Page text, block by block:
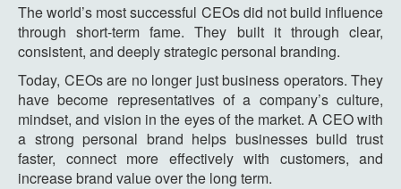
The world’s most successful CEOs did not build influence
through short-term fame. They built it through clear,
consistent, and deeply strategic personal branding.
Today, CEOs are no longer just business operators. They
have become representatives of a company’s culture,
mindset, and vision in the eyes of the market. A CEO with
a strong personal brand helps businesses build trust
faster, connect more effectively with customers, and
increase brand value over the long term.